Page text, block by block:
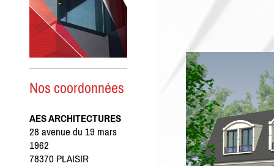
Nos coordonnées
AES ARCHITECTURES
28 avenue du 19 mars
1962
78370 PLAISIR